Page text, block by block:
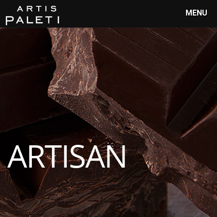
MENU
ARTISAN